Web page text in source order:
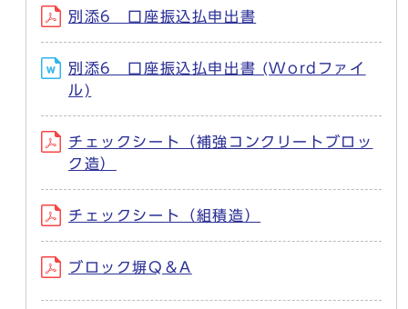
別添6 口座振込払申出書
別添6 口座振込払申出書 (Wordファイ
ル)
チェックシート（補強コンクリートブロッ
ク造）
チェックシート（組積造）
ブロック塀Q＆A